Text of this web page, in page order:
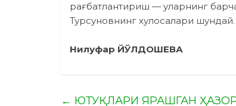
рағбатлантириш — уларнинг
Турсуновнинг хулосалари шундай.
Нилуфар ЙЎЛДОШЕВА
← ЮТУҚЛАРИ ЯРАШГАН